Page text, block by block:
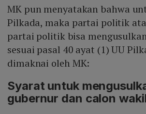
MK pun menyatakan bahwa
Pilkada, maka partai politik
partai politik bisa
sesuai pasal 40 ayat (1) UU
dimaknai oleh MK:
Syarat untuk
gubernur dan calon